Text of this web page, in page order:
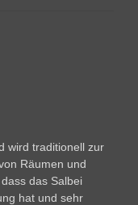
wird traditionell zur
Räumen und
das Salbei
hat und sehr